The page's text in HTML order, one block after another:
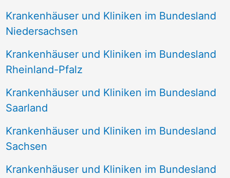
Krankenhäuser und Kliniken im Bundesland
Niedersachsen
Krankenhäuser und Kliniken im Bundesland
Rheinland-Pfalz
Krankenhäuser und Kliniken im Bundesland
Saarland
Krankenhäuser und Kliniken im Bundesland
Sachsen
Krankenhäuser und Kliniken im Bundesland